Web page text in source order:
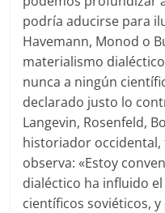
podría aducirse para
Havemann, Monod o
materialismo
nunca a ningún
declarado justo lo
Langevin, Rosenfeld,
historiador occidental,
observa: «Estoy
dialéctico ha influido
científicos soviéticos,